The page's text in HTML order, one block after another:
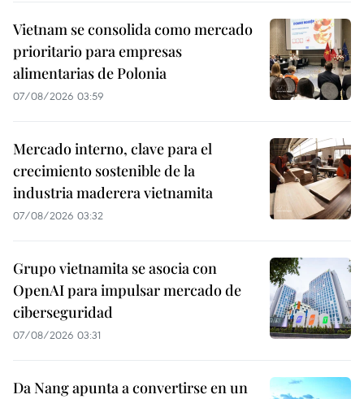
Vietnam se consolida como mercado
prioritario para empresas
alimentarias de Polonia
07/08/2026 03:59
Mercado interno, clave para el
crecimiento sostenible de la
industria maderera vietnamita
07/08/2026 03:32
Grupo vietnamita se asocia con
OpenAI para impulsar mercado de
ciberseguridad
07/08/2026 03:31
Da Nang apunta a convertirse en un